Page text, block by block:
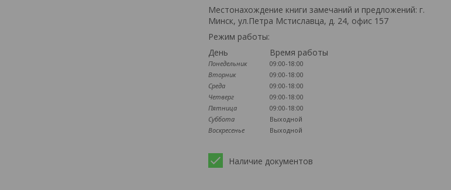
Местонахождение книги замечаний и предложений: г.
Минск, ул.Петра Мстиславца, д. 24, офис 157
Режим работы:
День
Время работы
Понедельник
09:00-18:00
Вторник
09:00-18:00
Среда
09:00-18:00
Четверг
09:00-18:00
Пятница
09:00-18:00
Суббота
Выходной
Воскресенье
Выходной
Наличие документов